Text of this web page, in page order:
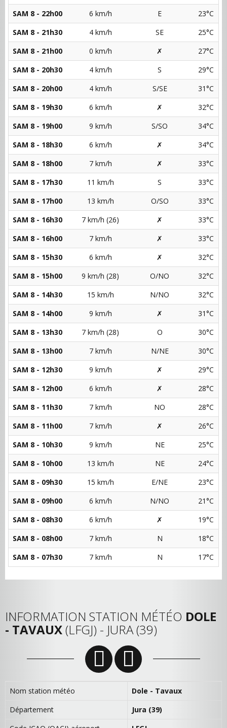
SAM 8 - 22h00
6 km/h E
23°C
SAM 8 - 21h30
4 km/h SE
25°C
SAM 8 - 21h00
0 km/h ✗
27°C
SAM 8 - 20h30
4 km/h S
29°C
SAM 8 - 20h00
4 km/h S/SE
31°C
SAM 8 - 19h30
6 km/h ✗
32°C
SAM 8 - 19h00
9 km/h S/SO
34°C
SAM 8 - 18h30
6 km/h ✗
34°C
SAM 8 - 18h00
7 km/h ✗
33°C
SAM 8 - 17h30
11 km/h S
33°C
SAM 8 - 17h00
13 km/h O/SO
33°C
SAM 8 - 16h30
7 km/h (26) ✗
33°C
SAM 8 - 16h00
7 km/h ✗
33°C
SAM 8 - 15h30
6 km/h ✗
32°C
SAM 8 - 15h00
9 km/h (28) O/NO
32°C
SAM 8 - 14h30
15 km/h N/NO
32°C
SAM 8 - 14h00
9 km/h ✗
31°C
SAM 8 - 13h30
7 km/h (28) O
30°C
SAM 8 - 13h00
7 km/h N/NE
30°C
SAM 8 - 12h30
9 km/h ✗
29°C
SAM 8 - 12h00
6 km/h ✗
28°C
SAM 8 - 11h30
7 km/h NO
28°C
SAM 8 - 11h00
7 km/h ✗
26°C
SAM 8 - 10h30
9 km/h NE
25°C
SAM 8 - 10h00
13 km/h NE
24°C
SAM 8 - 09h30
15 km/h E/NE
23°C
SAM 8 - 09h00
6 km/h N/NO
21°C
SAM 8 - 08h30
6 km/h ✗
19°C
SAM 8 - 08h00
7 km/h N
18°C
SAM 8 - 07h30
7 km/h N 17°C
INFORMATION STATION MÉTÉO DOLE
- TAVAUX(LFGJ) - JURA (39)
Nom station météo
Dole - Tavaux
Département
Jura (39)